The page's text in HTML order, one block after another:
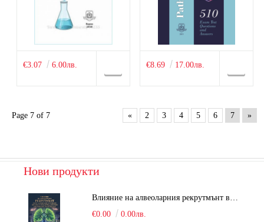
€3.07 6.00лв. €8.69 17.00лв.
Page 7 of 7 « 2 3 4 5 6 7 »
Нови продукти
Влияние на алвеоларния рекрутмънт върху белодробната функция при робот-асистирана хирургия в положение Тренделенбург
€0.00
0.00лв.